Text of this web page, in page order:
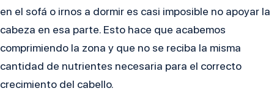
en el sofá o irnos a dormir es casi imposible no apoyar la
cabeza en esa parte. Esto hace que acabemos
comprimiendo la zona y que no se reciba la misma
cantidad de nutrientes necesaria para el correcto
crecimiento del cabello.